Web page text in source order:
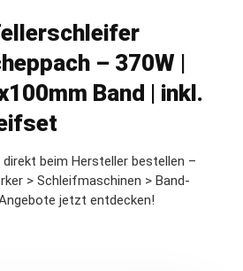
– 370W |
Band | inkl.
beim Hersteller bestellen –
> Schleifmaschinen > Band-
jetzt entdecken!